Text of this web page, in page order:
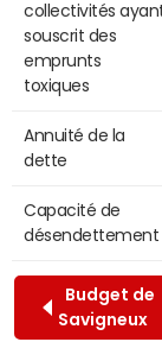
collectivités
souscrit des
emprunts
toxiques
Annuité de la
dette
Capacité de
désendettement
Budget de
Savigneux